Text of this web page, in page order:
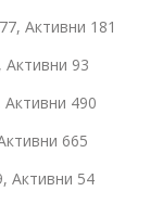
Активни 181
93
490
665
Активни 54